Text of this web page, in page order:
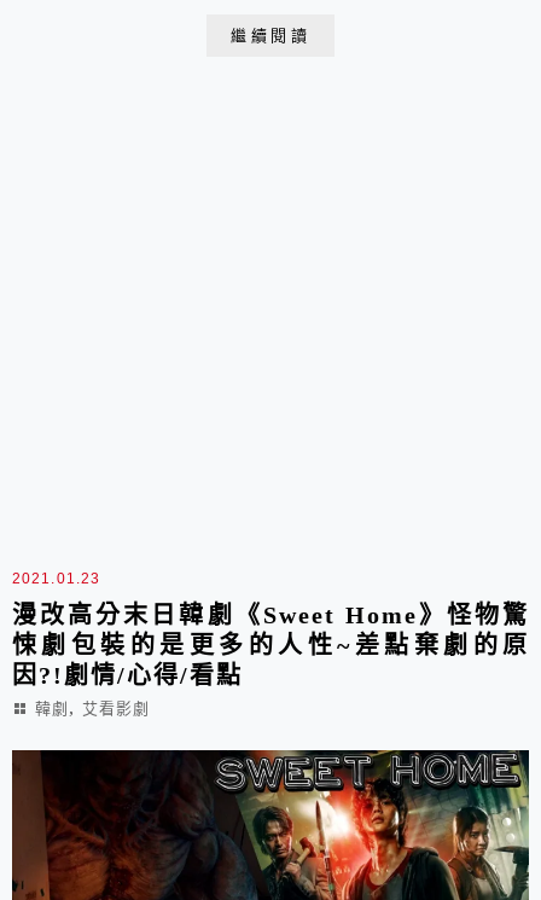
繼續閱讀
2021.01.23
漫改高分末日韓劇《Sweet Home》怪物驚
悚劇包裝的是更多的人性~差點棄劇的原
因?!劇情/心得/看點
韓劇 , 艾看影劇